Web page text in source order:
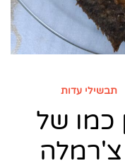
תבשילי עדות
כמו של